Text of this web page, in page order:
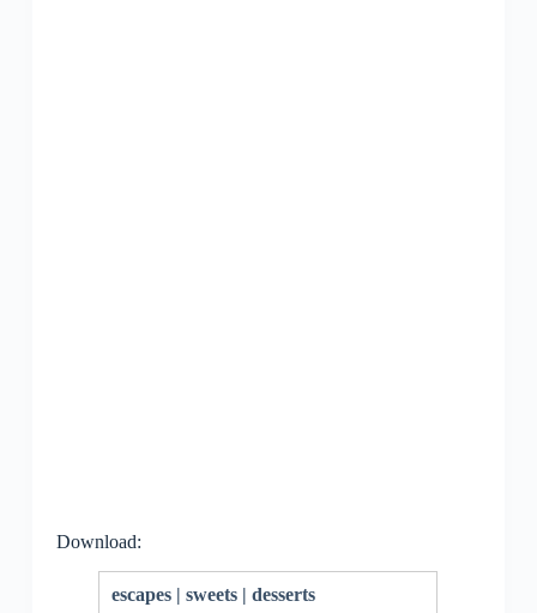
Download:
escapes | sweets | desserts